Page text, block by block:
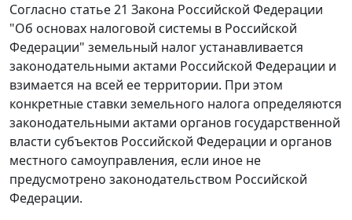
Согласно статье 21 Закона Российской Федерации
"Об основах налоговой системы в Российской
Федерации" земельный налог устанавливается
законодательными актами Российской Федерации и
взимается на всей ее территории. При этом
конкретные ставки земельного налога определяются
законодательными актами органов государственной
власти субъектов Российской Федерации и органов
местного самоуправления, если иное не
предусмотрено законодательством Российской
Федерации.